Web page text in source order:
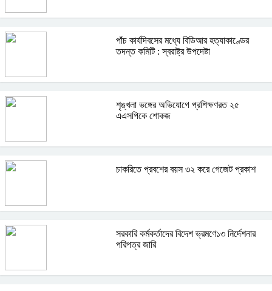
পাঁচ কার্যদিবসের মধ্যে বিডিআর হত্যাকাণ্ডের
তদন্ত কমিটি : স্বরাষ্ট্র উপদেষ্টা
শৃঙ্খলা ভঙ্গের অভিযোগে প্রশিক্ষণরত ২৫
এএসপিকে শোকজ
চাকরিতে প্রবশের বয়স ৩২ করে গেজেট প্রকাশ
সরকারি কর্মকর্তাদের বিদেশ ভ্রমণে১৩ নির্দেশনার
পরিপত্র জারি